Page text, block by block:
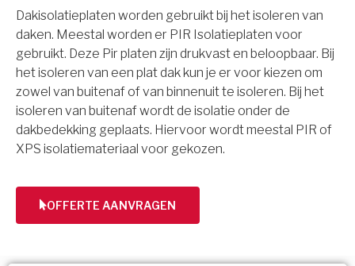
Dakisolatieplaten worden gebruikt bij het isoleren van
daken. Meestal worden er PIR Isolatieplaten voor
gebruikt. Deze Pir platen zijn drukvast en beloopbaar. Bij
het isoleren van een plat dak kun je er voor kiezen om
zowel van buitenaf of van binnenuit te isoleren. Bij het
isoleren van buitenaf wordt de isolatie onder de
dakbedekking geplaats. Hiervoor wordt meestal PIR of
XPS isolatiemateriaal voor gekozen.
OFFERTE AANVRAGEN